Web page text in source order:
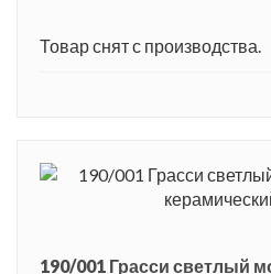
Товар снят с производства.
190/001 Грасси светлый